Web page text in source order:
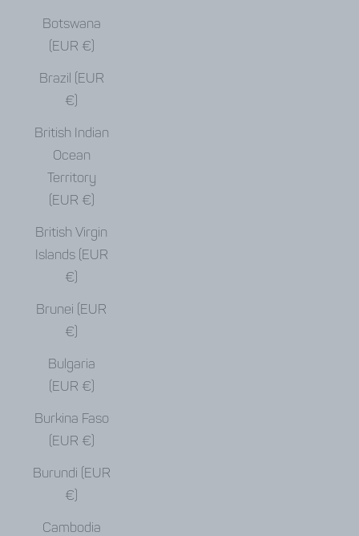
Botswana
(EUR €)
Brazil (EUR
€)
British Indian
Ocean
Territory
(EUR €)
British Virgin
Islands (EUR
€)
Brunei (EUR
€)
Bulgaria
(EUR €)
Burkina Faso
(EUR €)
Burundi (EUR
€)
Cambodia